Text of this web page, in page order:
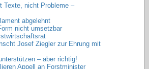
Texte, nicht Probleme –
abgelehnt
nicht umsetzbar
Josef Ziegler zur Ehrung mit
– aber richtig!
Appell an Forstminister